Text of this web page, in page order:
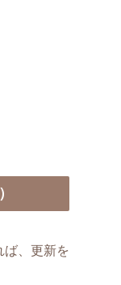
ば、更新を